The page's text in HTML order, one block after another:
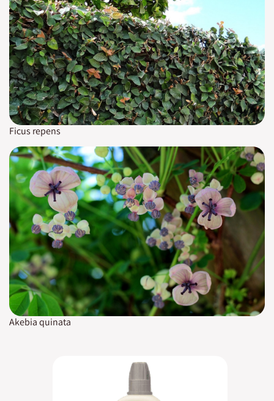
Ficus repens
Akebia quinata